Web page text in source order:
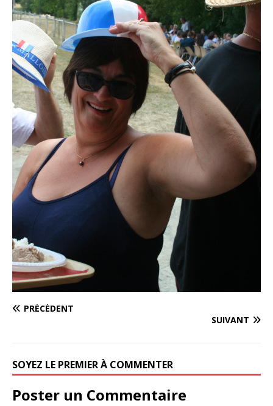
PRÉCÉDENT
SUIVANT
SOYEZ LE PREMIER À COMMENTER
Poster un Commentaire